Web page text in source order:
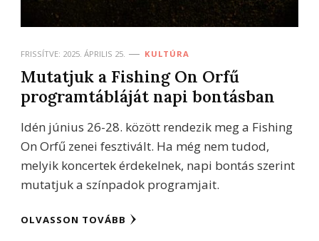
FRISSÍTVE: 2025. ÁPRILIS 25. KULTÚRA
Mutatjuk a Fishing On Orfű
programtábláját napi bontásban
Idén június 26-28. között rendezik meg a Fishing
On Orfű zenei fesztivált. Ha még nem tudod,
melyik koncertek érdekelnek, napi bontás szerint
mutatjuk a színpadok programjait.
OLVASSON TOVÁBB